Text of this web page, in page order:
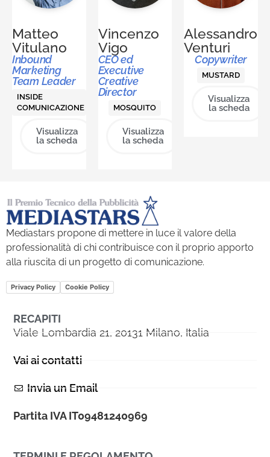
Matteo
Vitulano
Inbound
Marketing
Team Leader
INSIDE
COMUNICAZIONE
Visualizza
la scheda
Vincenzo
Vigo
CEO ed
Executive
Creative
Director
MOSQUITO
Visualizza
la scheda
Alessandro
Venturi
Copywriter
MUSTARD
Visualizza
la scheda
Mediastars propone di mettere in luce il valore della
professionalità di chi contribuisce con il proprio apporto
alla riuscita di un progetto di comunicazione.
Privacy Policy Cookie Policy
RECAPITI
Viale Lombardia 21, 20131 Milano, Italia
Vai ai contatti
Invia un Email
Partita IVA IT09481240969